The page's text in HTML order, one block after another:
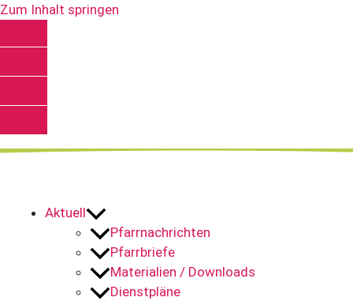
Zum Inhalt springen
Aktuell
Pfarrnachrichten
Pfarrbriefe
Materialien / Downloads
Dienstpläne